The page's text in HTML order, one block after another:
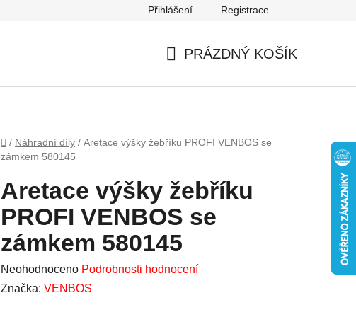
Přihlášení Registrace
PRÁZDNÝ KOŠÍK
Domů
/ Náhradní díly / Aretace výšky žebříku PROFI VENBOS se
zámkem 580145
Aretace výšky žebříku
PROFI VENBOS se
zámkem 580145
Průměrné
hodnocení
Neohodnoceno Podrobnosti hodnocení
Značka: VENBOS